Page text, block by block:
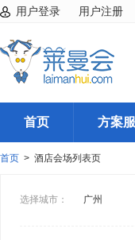
用户登录 用户注册
首页 方案
首页 > 酒店会场列表页
选择城市： 广州